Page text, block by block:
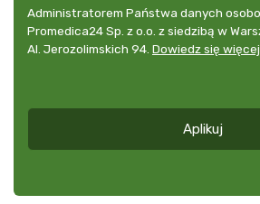
dowolnym
momencie
udzielonej
przedstawianie
Administrator
danych
osobowych
Administratorem Państwa danych
Promedica24 Sp. z o.o. z siedzibą w
Al. Jerozolimskich 94. Dowiedz się więcej
Aplikuj